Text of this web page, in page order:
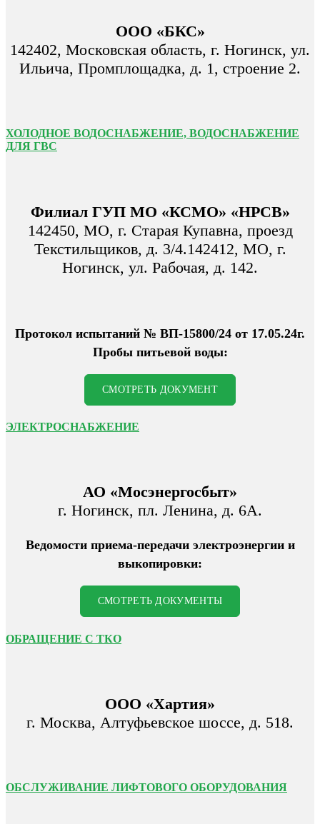
ООО «БКС»
142402, Московская область, г. Ногинск, ул.
Ильича, Промплощадка, д. 1, строение 2.
ХОЛОДНОЕ ВОДОСНАБЖЕНИЕ, ВОДОСНАБЖЕНИЕ
ДЛЯ ГВС
Филиал ГУП МО «КСМО» «НРСВ»
142450, МО, г. Старая Купавна, проезд
Текстильщиков, д. 3/4.142412, МО, г.
Ногинск, ул. Рабочая, д. 142.
Протокол испытаний № ВП-15800/24 от 17.05.24г.
Пробы питьевой воды:
СМОТРЕТЬ ДОКУМЕНТ
ЭЛЕКТРОСНАБЖЕНИЕ
АО «Мосэнергосбыт»
г. Ногинск, пл. Ленина, д. 6А.
Ведомости приема-передачи электроэнергии и
выкопировки:
СМОТРЕТЬ ДОКУМЕНТЫ
ОБРАЩЕНИЕ С ТКО
ООО «Хартия»
г. Москва, Алтуфьевское шоссе, д. 518.
ОБСЛУЖИВАНИЕ ЛИФТОВОГО ОБОРУДОВАНИЯ